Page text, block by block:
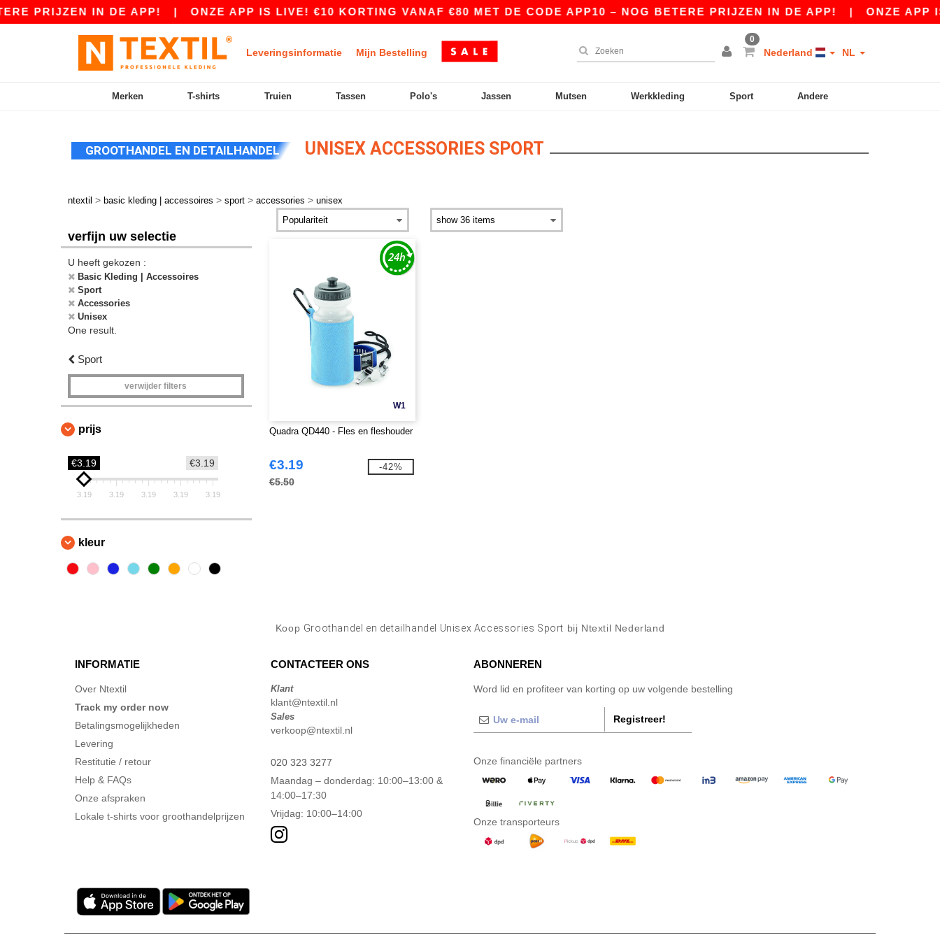
PRIJZEN IN DE APP!| ONZE APP IS LIVE! €10 KORTING VANAF €80 MET DE CODE APP10 – NOG BETERE PRIJZEN IN DE APP!| ONZE APP
Leveringsinformatie Mijn Bestelling
0
Nederland NL
Merken T-shirts Truien Tassen Polo's Jassen Mutsen Werkkleding Sport Andere
GROOTHANDEL EN DETAILHANDEL UNISEX ACCESSORIES SPORT
ntextil > basic kleding | accessoires > sport > accessories > unisex
verfijn uw selectie
U heeft gekozen :
Basic Kleding | Accessoires
Sport
Accessories
Unisex
One result.
Sport
verwijder filters
prijs
€3.19
€3.19
3.19 3.19 3.19 3.19 3.19
kleur
W1
Quadra QD440 - Fles en fleshouder
€3.19
€5.50
-42%
Koop Groothandel en detailhandel Unisex Accessories Sport bij Ntextil Nederland
INFORMATIE
Over Ntextil
Track my order now
Betalingsmogelijkheden
Levering
Restitutie / retour
Help & FAQs
Onze afspraken
Lokale t-shirts voor groothandelprijzen
CONTACTEER ONS
Klant
klant@ntextil.nl
Sales
verkoop@ntextil.nl
020 323 3277
Maandag – donderdag: 10:00–13:00 &
14:00–17:30
Vrijdag: 10:00–14:00
ABONNEREN
Word lid en profiteer van korting op uw volgende bestelling
Registreer!
Onze financiële partners
Onze transporteurs